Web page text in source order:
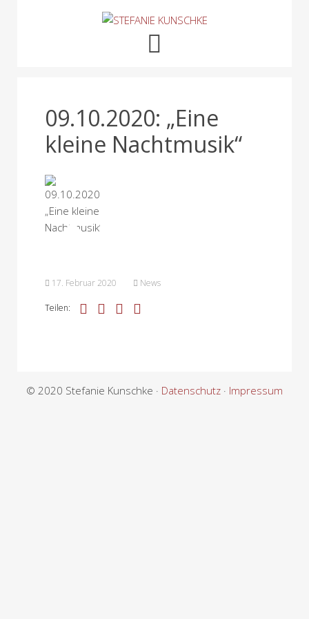
09.10.2020: „Eine
kleine Nachtmusik“
17. Februar 2020 News
Teilen:
© 2020 Stefanie Kunschke · Datenschutz · Impressum